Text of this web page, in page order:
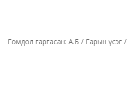
Гомдол гаргасан: А.Б / Гарын үсэг /